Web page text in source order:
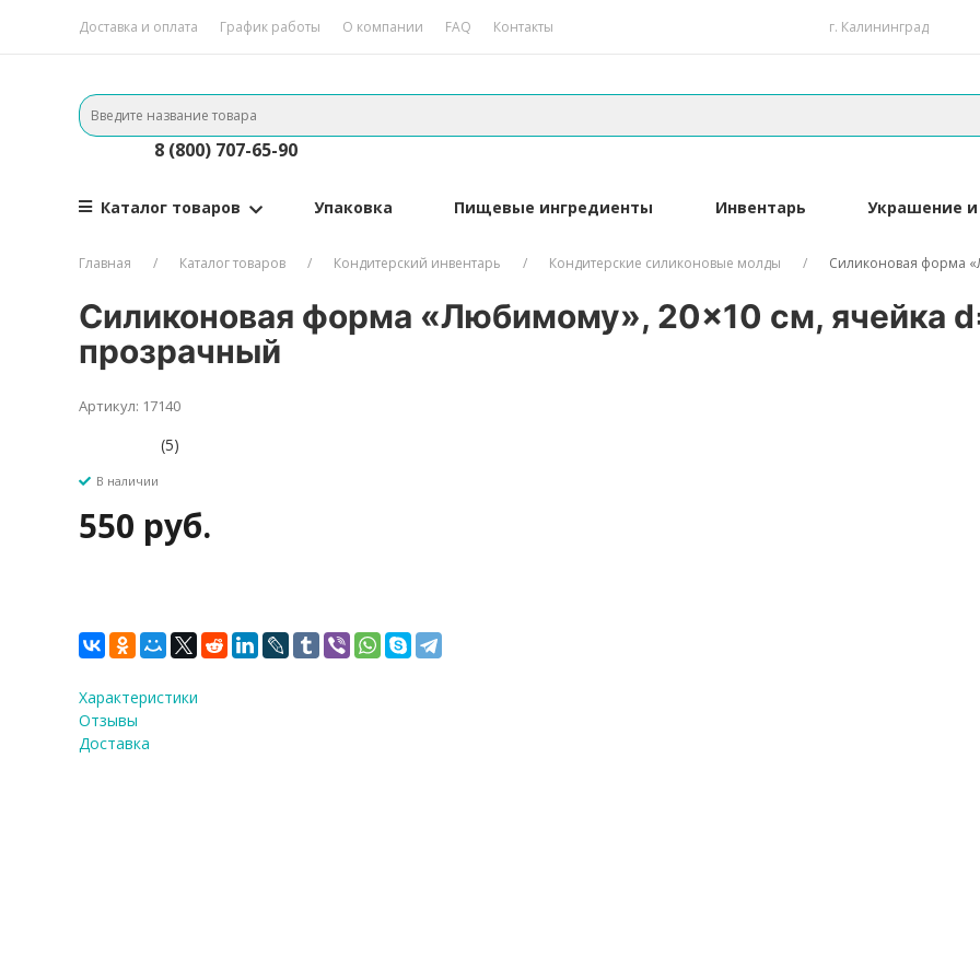
Доставка и оплата График работы О компании FAQ Контакты г. Калининград
8 (800) 707-65-90
Каталог товаров Упаковка Пищевые ингредиенты Инвентарь Украшение
Главная Каталог товаров Кондитерский инвентарь Кондитерские силиконовые молды Силиконовая форма
Силиконовая форма «Любимому», 20×10 см, ячейка
прозрачный
Артикул: 17140
(5)
В наличии
550 руб.
Характеристики
Отзывы
Доставка